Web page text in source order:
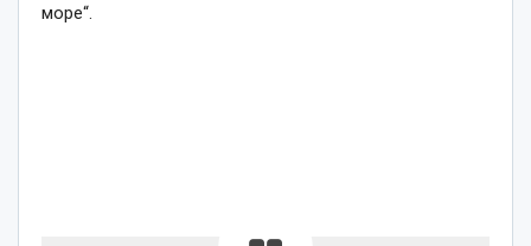
море“.